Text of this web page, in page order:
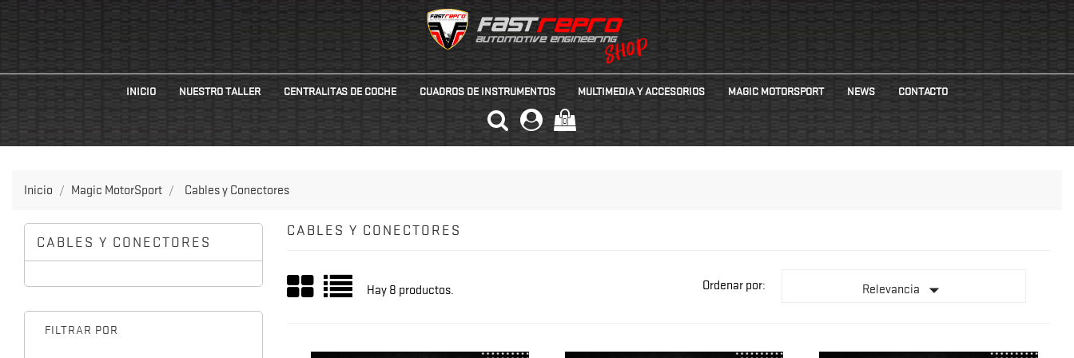
INICIO NUESTRO TALLER CENTRALITAS DE COCHE CUADROS DE INSTRUMENTOS MULTIMEDIA Y ACCESORIOS MAGIC MOTORSPORT NEWS CONTACTO
(0)
Inicio Magic MotorSport Cables y Conectores
CABLES Y CONECTORES
FILTRAR POR
CABLES Y CONECTORES
Hay 8 productos. Ordenar por: Relevancia 